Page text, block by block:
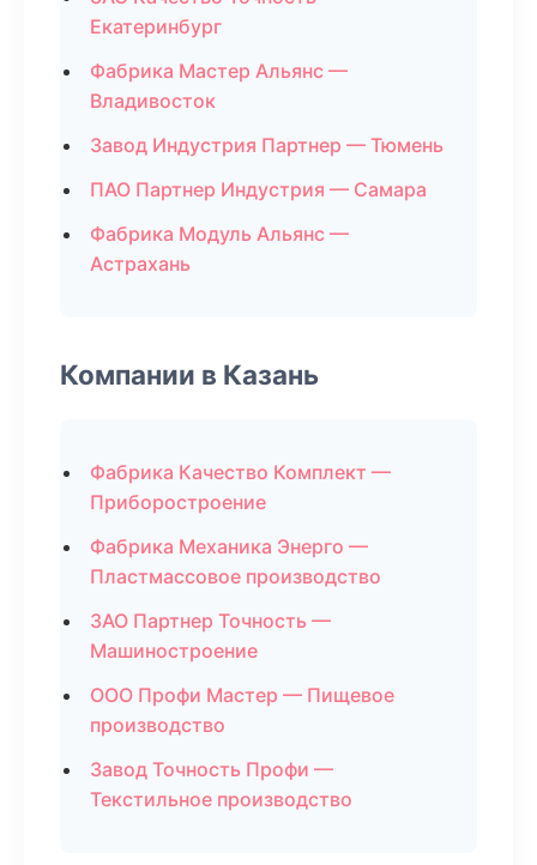
Екатеринбург
Фабрика Мастер Альянс —
Владивосток
Завод Индустрия Партнер — Тюмень
ПАО Партнер Индустрия — Самара
Фабрика Модуль Альянс —
Астрахань
Компании в Казань
Фабрика Качество Комплект —
Приборостроение
Фабрика Механика Энерго —
Пластмассовое производство
ЗАО Партнер Точность —
Машиностроение
ООО Профи Мастер — Пищевое
производство
Завод Точность Профи —
Текстильное производство